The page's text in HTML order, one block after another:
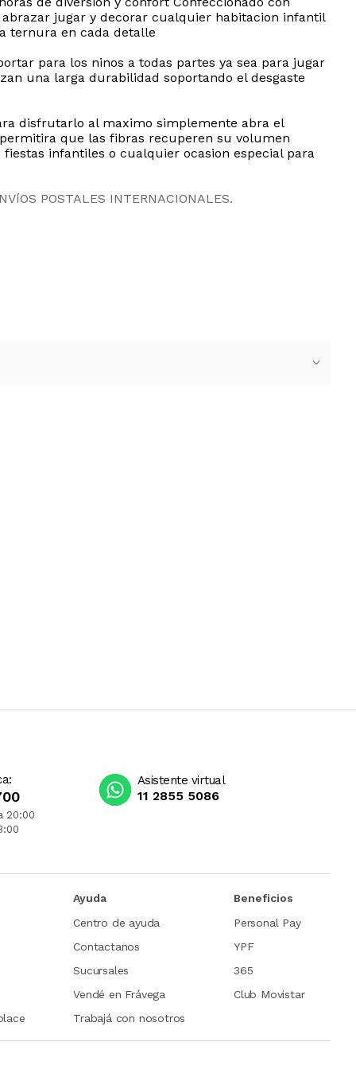
jugar y decorar cualquier habitacion infantil
ternura en cada detalle
para los ninos a todas partes ya sea para jugar
una larga durabilidad soportando el desgaste
disfrutarlo al maximo simplemente abra el
que las fibras recuperen su volumen
infantiles o cualquier ocasion especial para
POSTALES INTERNACIONALES.
20:00
Asistente virtual
11 2855 5086
Ayuda
Centro de ayuda
Contactanos
Sucursales
Vendé en Frávega
Trabajá con nosotros
Beneficios
Personal Pay
YPF
365
Club Movistar